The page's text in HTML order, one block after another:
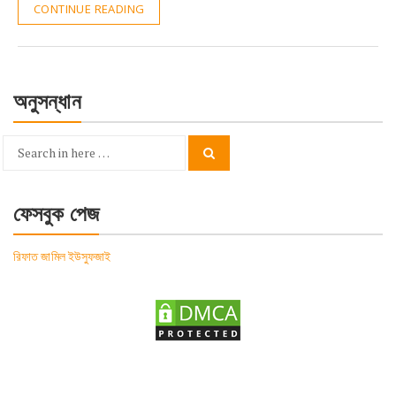
CONTINUE READING
অনুসন্ধান
Search
ফেসবুক পেজ
রিফাত জামিল ইউসুফজাই